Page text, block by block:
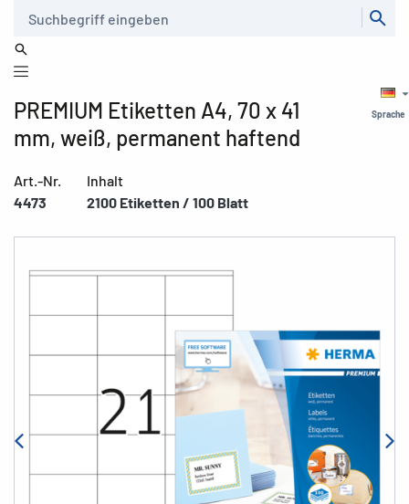
Sprache
PREMIUM Etiketten A4, 70 x 41
mm, weiß, permanent haftend
Art.-Nr.
4473
Inhalt
2100 Etiketten / 100 Blatt